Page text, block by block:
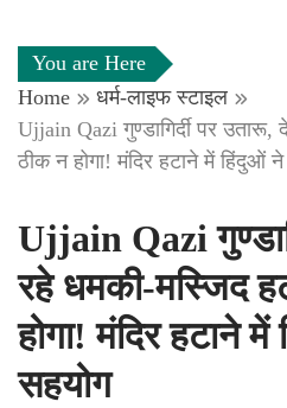
You are Here
Home
धर्म-लाइफ स्टाइल
Ujjain Qazi गुण्डागिर्दी पर उतारू,
ठीक न होगा! मंदिर हटाने में हिंदुओं
Ujjain Qazi
रहे धमकी-मस्जिद
होगा! मंदिर हटाने
सहयोग